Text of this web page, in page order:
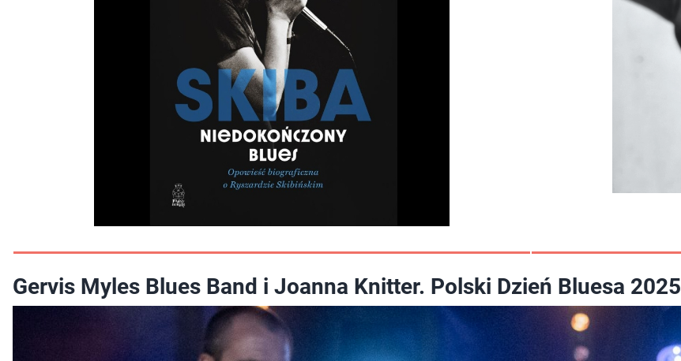
Gervis Myles Blues Band i Joanna Knitter. Polski Dzień Bluesa 2025